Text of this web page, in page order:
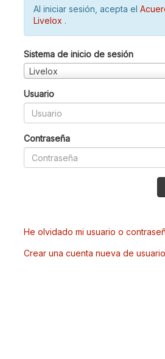
Al iniciar sesión, acepta el
Livelox .
Sistema de inicio de sesión
Livelox
Usuario
Contraseña
He olvidado mi usuario o
Crear una cuenta nueva de usuario